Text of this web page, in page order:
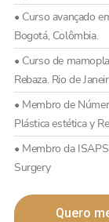
• Curso avançado
Bogotá, Colômbia.
• Curso de
Rebaza. Rio de
• Membro de
Plástica estética y
• Membro da
Surgery
Quero